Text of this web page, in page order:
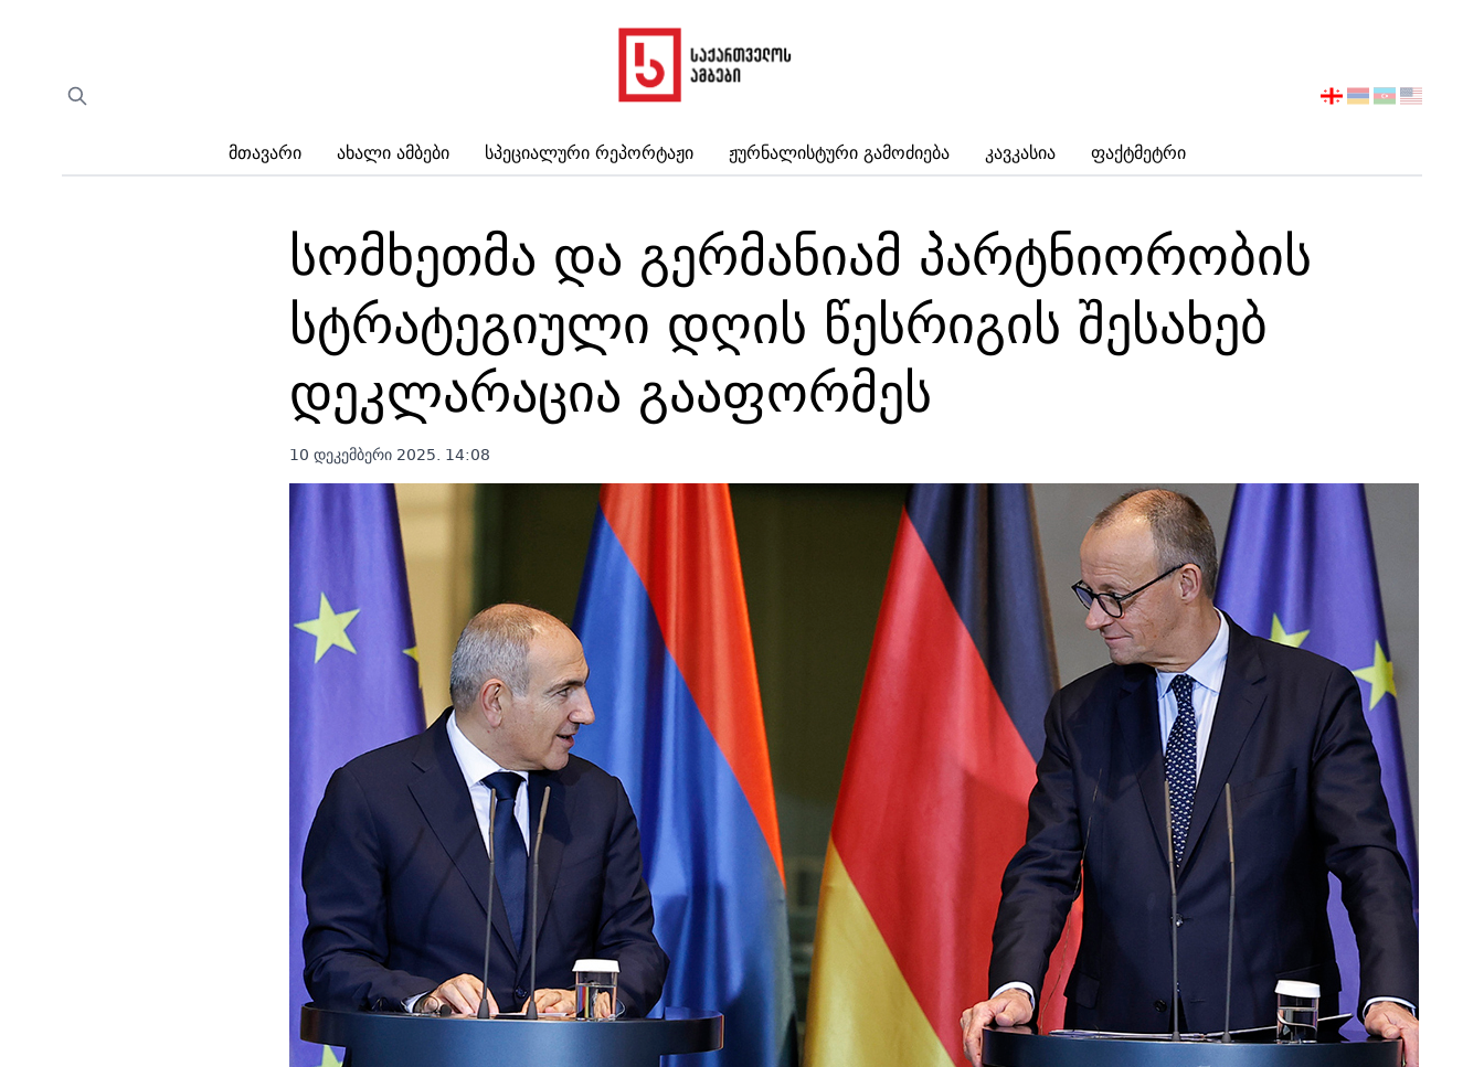
Მთავარი Ახალი Ამბები Სპეციალური Რეპორტაჟი Ჟურნალისტური Გამოძიება Კავკასია Ფაქტმეტრი
აირჩიეთ
სომხეთმა და გერმანიამ პარტნიორობის
სტრატეგიული დღის წესრიგის შესახებ
დეკლარაცია გააფორმეს
10 დეკემბერი 2025. 14:08